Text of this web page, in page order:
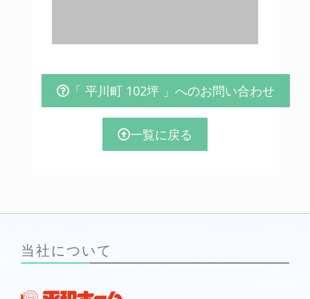
「 平川町 102坪 」へのお問い合わせ
一覧に戻る
当社について